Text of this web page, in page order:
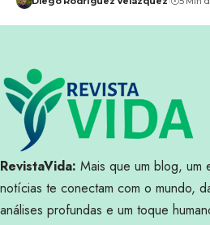
RevistaVida: Mais que um blog, um
notícias te conectam com o mundo,
análises profundas e um toque